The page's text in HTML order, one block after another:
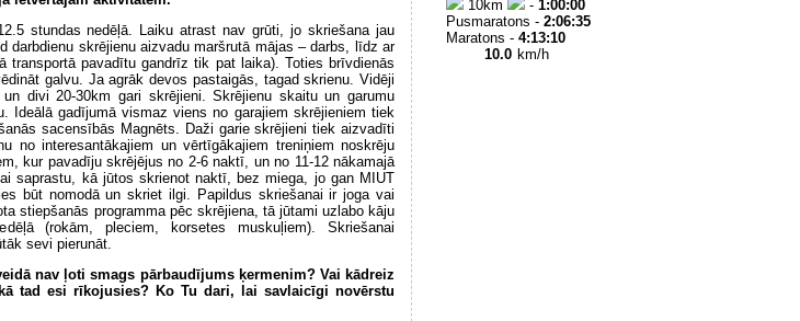
stundas nedēļā. Laiku atrast nav grūti, jo skriešana jau
darbdienu skrējienu aizvadu maršrutā mājas – darbs, līdz ar
transportā pavadītu gandrīz tik pat laika). Toties brīvdienās
galvu. Ja agrāk devos pastaigās, tagad skrienu. Vidēji
divi 20-30km gari skrējieni. Skrējienu skaitu un garumu
Ideālā gadījumā vismaz viens no garajiem skrējieniem tiek
sacensībās Magnēts. Daži garie skrējieni tiek aizvadīti
no interesantākajiem un vērtīgākajiem treniņiem noskrēju
kur pavadīju skrējējus no 2-6 naktī, un no 11-12 nākamajā
saprastu, kā jūtos skrienot naktī, bez miega, jo gan MIUT
būt nomodā un skriet ilgi. Papildus skriešanai ir joga vai
stiepšanās programma pēc skrējiena, tā jūtami uzlabo kāju
(rokām, pleciem, korsetes muskuļiem). Skriešanai
sevi pierunāt.
nav ļoti smags pārbaudījums ķermenim? Vai kādreiz
tad esi rīkojusies? Ko Tu dari, lai savlaicīgi novērstu
10km - 1:00:00
Pusmaratons - 2:06:35
Maratons - 4:13:10
10.0 km/h